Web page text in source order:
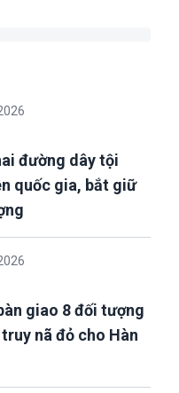
đường dây tội
quốc gia, bắt giữ
giao 8 đối tượng
nã đỏ cho Hàn